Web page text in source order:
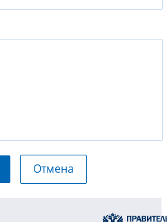
Отмена